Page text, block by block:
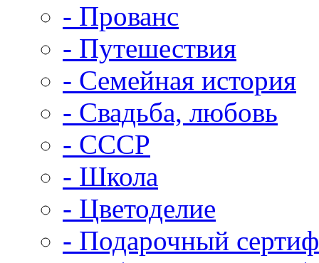
- Прованс
- Путешествия
- Семейная история
- Свадьба, любовь
- СССР
- Школа
- Цветоделие
- Подарочный